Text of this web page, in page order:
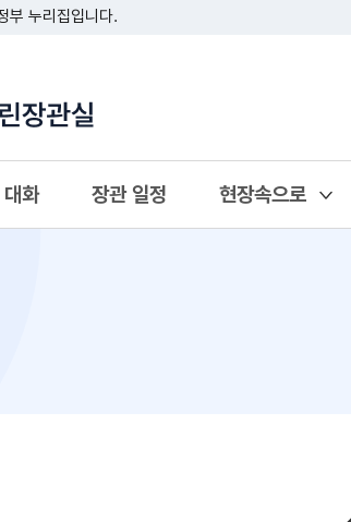
부 누리집입니다.
화 장관 일정 현장속으로